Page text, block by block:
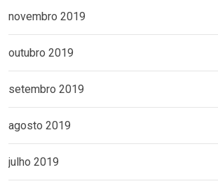
novembro 2019
outubro 2019
setembro 2019
agosto 2019
julho 2019